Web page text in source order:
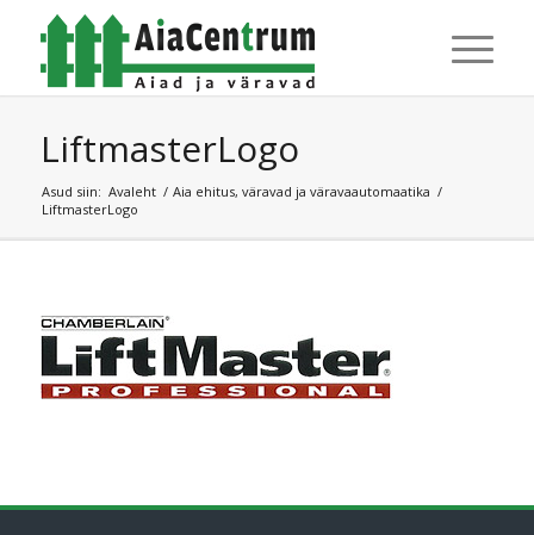
LiftmasterLogo
Asud siin: Avaleht / Aia ehitus, väravad ja väravaautomaatika /
LiftmasterLogo